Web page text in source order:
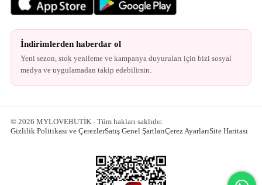
İndirimlerden haberdar ol
Yeni sezon, stok yenileme ve kampanya duyuruları için bizi sosyal
medya ve uygulamadan takip edebilirsin.
© 2026 MYLOVEBUTİK - Tüm hakları saklıdır.
Gizlilik Politikası ve ÇerezlerSatış Genel ŞartlarıÇerez AyarlarıSite Haritası